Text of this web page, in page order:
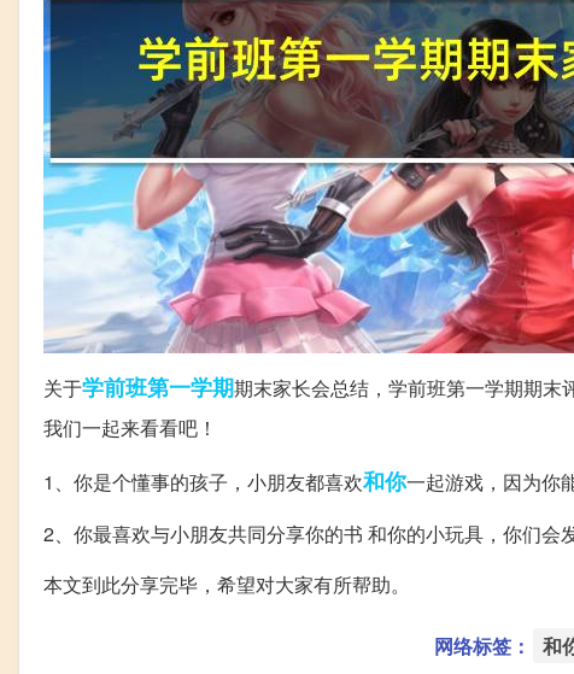
关于学前班第一学期期末家长会总结，学前班第一学期期
我们一起来看看吧！
1、你是个懂事的孩子，小朋友都喜欢和你一起游戏，因为你
2、你最喜欢与小朋友共同分享你的书 和你的小玩具，你们会
本文到此分享完毕，希望对大家有所帮助。
网络标签： 和